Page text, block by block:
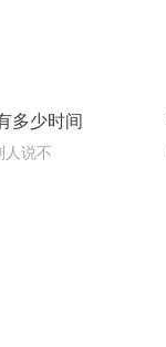
多少时间
人说不